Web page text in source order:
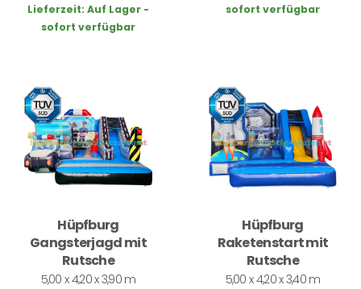
Lieferzeit: Auf Lager -
sofort verfügbar
sofort verfügbar
Hüpfburg
Gangsterjagd mit
Rutsche
5,00 x 4,20 x 3,90 m
Hüpfburg
Raketenstart mit
Rutsche
5,00 x 4,20 x 3,40 m